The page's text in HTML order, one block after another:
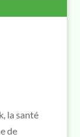
la santé
de